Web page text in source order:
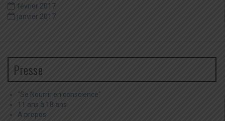
février 2017
janvier 2017
Presse
"Se Nourrir en conscience"
11 ans à 18 ans
A propos